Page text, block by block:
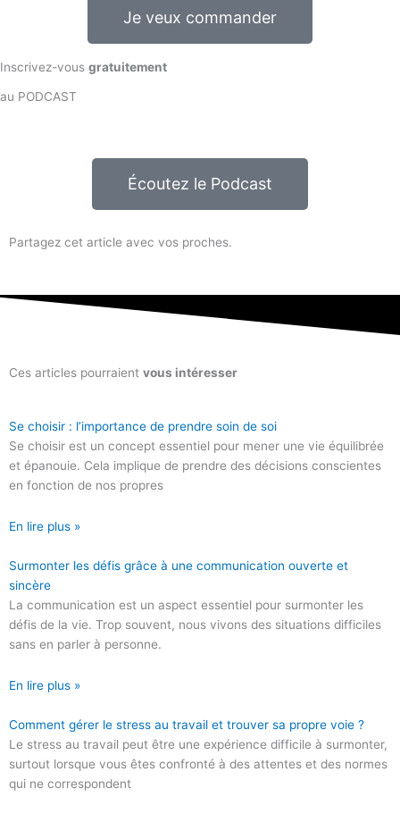
Je veux commander
Inscrivez-vous gratuitement
au PODCAST
Écoutez le Podcast
Partagez cet article avec vos proches.
Ces articles pourraient vous intéresser
Se choisir : l’importance de prendre soin de soi
Se choisir est un concept essentiel pour mener une vie équilibrée
et épanouie. Cela implique de prendre des décisions conscientes
en fonction de nos propres
En lire plus »
Surmonter les défis grâce à une communication ouverte et
sincère
La communication est un aspect essentiel pour surmonter les
défis de la vie. Trop souvent, nous vivons des situations difficiles
sans en parler à personne.
En lire plus »
Comment gérer le stress au travail et trouver sa propre voie ?
Le stress au travail peut être une expérience difficile à surmonter,
surtout lorsque vous êtes confronté à des attentes et des normes
qui ne correspondent